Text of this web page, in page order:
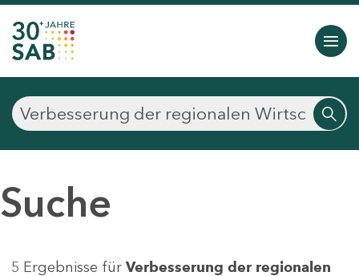
Suche
5 Ergebnisse für Verbesserung der regionalen